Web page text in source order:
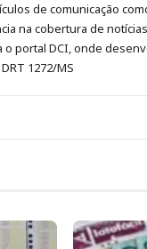
de comunicação
na cobertura de
o portal DCI, onde
1272/MS